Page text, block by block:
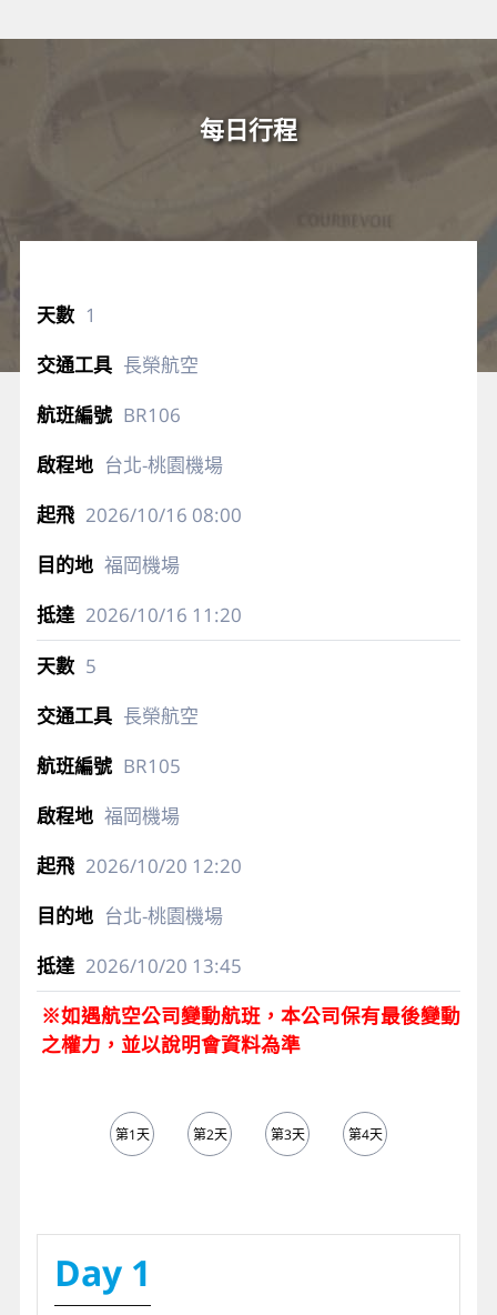
每日行程
1
長榮航空
BR106
台北-桃園機場
2026/10/16 08:00
福岡機場
2026/10/16 11:20
5
長榮航空
BR105
福岡機場
2026/10/20 12:20
台北-桃園機場
2026/10/20 13:45
※如遇航空公司變動航班，本公司保有最後變動
之權力，並以說明會資料為準
第1天 第2天 第3天 第4天
Day 1